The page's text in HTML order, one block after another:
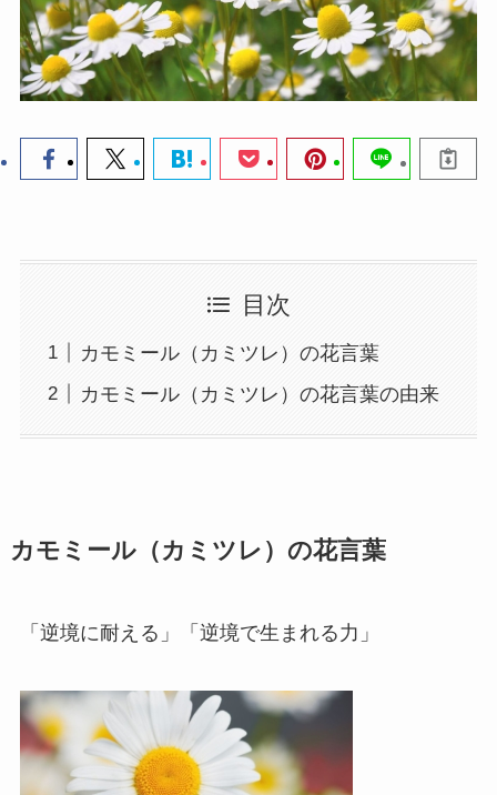
目次
カモミール（カミツレ）の花言葉
カモミール（カミツレ）の花言葉の由来
カモミール（カミツレ）の花言葉
「逆境に耐える」「逆境で生まれる力」